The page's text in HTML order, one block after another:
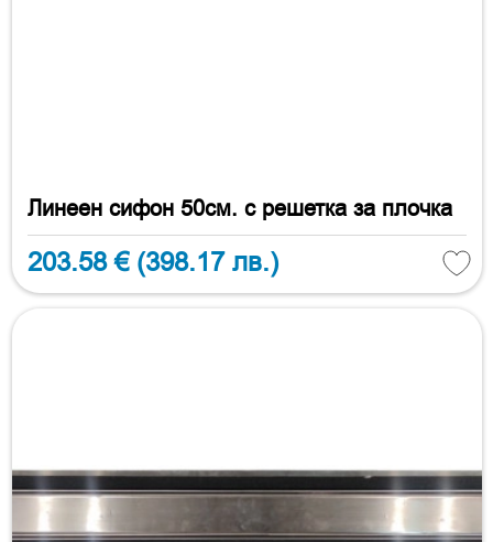
Линеен сифон 50см. с решетка за плочка
203.58 € (398.17 лв.)